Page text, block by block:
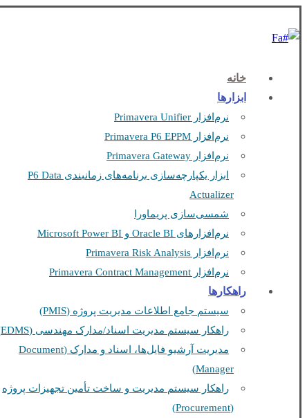
Fa
خانه
ابزارها
نرم‌افزار Primavera Unifier
نرم‌افزار Primavera P6 EPPM
نرم‌افزار Primavera Gateway
ابزار یکپارچه‌سازی برنامه‌های زمانبندی P6 Data
Actualizer
شمسی‌سازی پریماورا
نرم‌افزارهای Oracle BI و Microsoft Power BI
نرم‌افزار Primavera Risk Analysis
نرم‌افزار Primavera Contract Management
راهکارها
سیستم جامع اطلاعات مدیریت پروژه (PMIS)
راهکار سیستم مدیریت اسناد/مدارک مهندسی (EDMS)
مدیریت آرشیو فایل‌ها، اسناد و مدارک (Document
Manager)
راهکار سیستم مدیریت و ساخت تأمین تجهیزات پروژه
(Procurement)